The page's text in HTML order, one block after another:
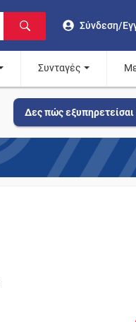
Σύνδεση/
Συνταγές
Δες πώς εξυπηρετείσαι